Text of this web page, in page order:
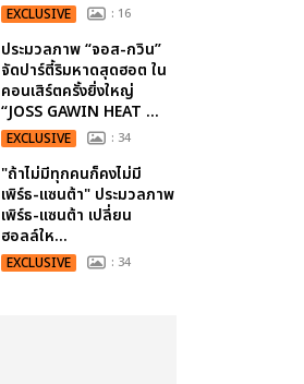
EXCLUSIVE : 16
ประมวลภาพ “จอส-กวิน”
จัดปาร์ตี้ริมหาดสุดฮอต ใน
คอนเสิร์ตครั้งยิ่งใหญ่
“JOSS GAWIN HEAT ...
EXCLUSIVE : 34
"ถ้าไม่มีทุกคนก็คงไม่มี
เพิร์ธ-แซนต้า" ประมวลภาพ
เพิร์ธ-แซนต้า เปลี่ยน
ฮอลล์ให...
EXCLUSIVE : 34